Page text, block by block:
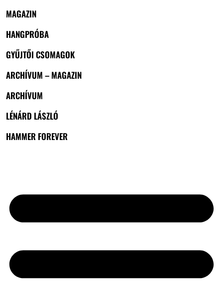
MAGAZIN
HANGPRÓBA
GYŰJTŐI CSOMAGOK
ARCHÍVUM – MAGAZIN
ARCHÍVUM
LÉNÁRD LÁSZLÓ
HAMMER FOREVER